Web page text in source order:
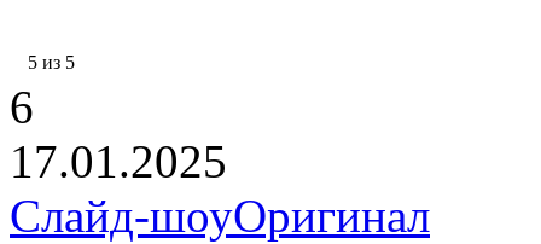
5 из 5
6
17.01.2025
Слайд-шоуОригинал